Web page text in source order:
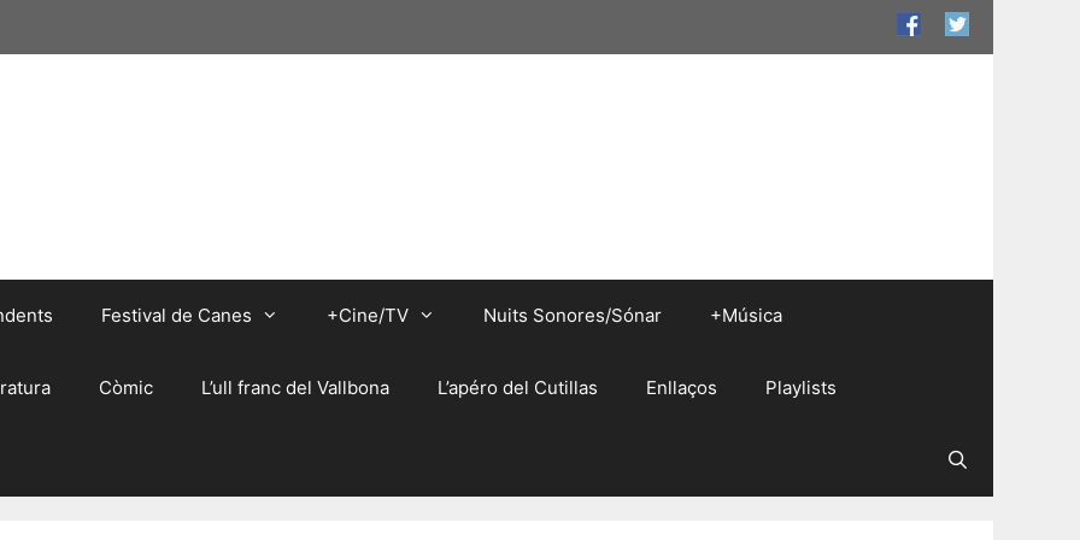
Festival de Canes +Cine/TV Nuits Sonores/Sónar +Música
Còmic L’ull franc del Vallbona L’apéro del Cutillas Enllaços Playlists